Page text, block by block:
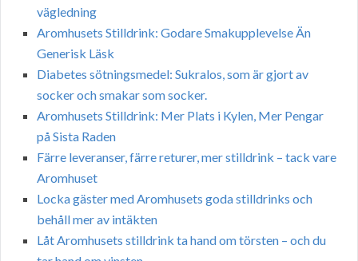
vägledning
Aromhusets Stilldrink: Godare Smakupplevelse Än
Generisk Läsk
Diabetes sötningsmedel: Sukralos, som är gjort av
socker och smakar som socker.
Aromhusets Stilldrink: Mer Plats i Kylen, Mer Pengar
på Sista Raden
Färre leveranser, färre returer, mer stilldrink – tack vare
Aromhuset
Locka gäster med Aromhusets goda stilldrinks och
behåll mer av intäkten
Låt Aromhusets stilldrink ta hand om törsten – och du